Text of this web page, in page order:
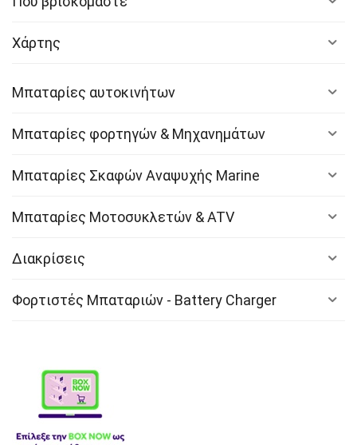
Χάρτης
Μπαταρίες αυτοκινήτων
Μπαταρίες φορτηγών & Μηχανημάτων
Μπαταρίες Σκαφών Αναψυχής Marine
Μπαταρίες Μοτοσυκλετών & ATV
Διακρίσεις
Φορτιστές Μπαταριών - Battery Charger